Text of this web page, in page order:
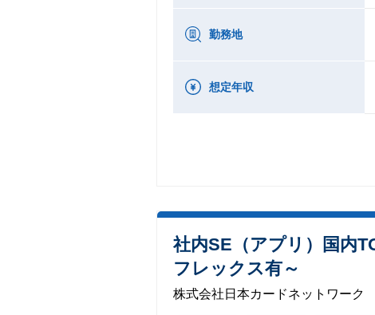
勤務地
想定年収
社内SE（アプリ）国内
フレックス有～
株式会社日本カードネットワーク